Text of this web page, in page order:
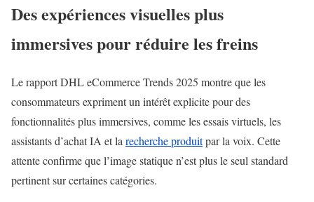
Des expériences visuelles plus
immersives pour réduire les freins
Le rapport DHL eCommerce Trends 2025 montre que les
consommateurs expriment un intérêt explicite pour des
fonctionnalités plus immersives, comme les essais virtuels, les
assistants d’achat IA et la recherche produitpar la voix. Cette
attente confirme que l’image statique n’est plus le seul standard
pertinent sur certaines catégories.